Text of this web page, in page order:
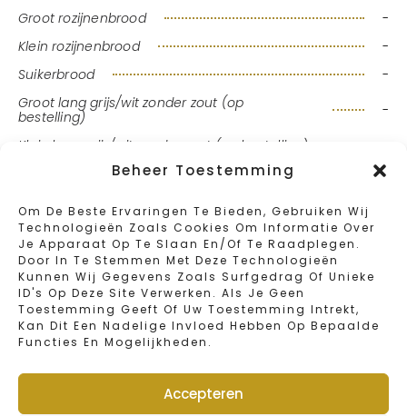
Beheer Toestemming
Om De Beste Ervaringen Te Bieden, Gebruiken Wij
Technologieën Zoals Cookies Om Informatie Over
Je Apparaat Op Te Slaan En/of Te Raadplegen.
Door In Te Stemmen Met Deze Technologieën
Kunnen Wij Gegevens Zoals Surfgedrag Of Unieke
ID's Op Deze Site Verwerken. Als Je Geen
Toestemming Geeft Of Uw Toestemming Intrekt,
Kan Dit Een Nadelige Invloed Hebben Op Bepaalde
Functies En Mogelijkheden.
Accepteren
Groot rozijnenbrood
-
Klein rozijnenbrood
-
Suikerbrood
-
Groot lang grijs/wit zonder zout (op
bestelling)
-
Klein lang grijs/wit zonder zout (op bestelling)
Brioche (weekend)
-
Pistolet
Pistolet op steen gebakken (weekend)
Pistolet met zuurdesem (weekend)
Pistolet zwarte woud (weekend)
Stokbrood
Fransbrood
-
Stokbrood op oude wijze